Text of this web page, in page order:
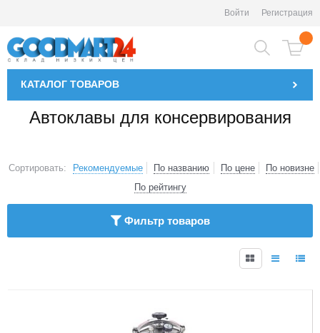
Войти Регистрация
КАТАЛОГ ТОВАРОВ
Автоклавы для консервирования
Сортировать: Рекомендуемые По названию По цене
По новизне
По рейтингу
Фильтр товаров